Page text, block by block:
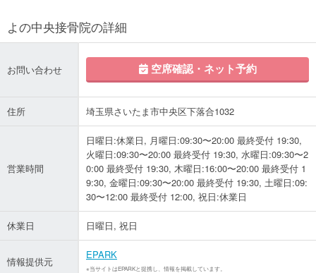
よの中央接骨院の詳細
お問い合わせ 空席確認・ネット予約
住所 埼玉県さいたま市中央区下落合1032
営業時間
日曜日:休業日, 月曜日:09:30〜20:00 最終受付 19:30,
火曜日:09:30〜20:00 最終受付 19:30, 水曜日:09:30〜2
0:00 最終受付 19:30, 木曜日:16:00〜20:00 最終受付 1
9:30, 金曜日:09:30〜20:00 最終受付 19:30, 土曜日:09:
30〜12:00 最終受付 12:00, 祝日:休業日
休業日 日曜日, 祝日
情報提供元
EPARK
※当サイトはEPARKと提携し、情報を掲載しています。